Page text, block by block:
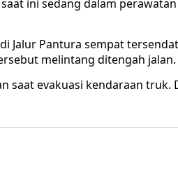
ini sedang dalam perawatan
Jalur Pantura sempat
melintang ditengah jalan.
saat evakuasi kendaraan truk.